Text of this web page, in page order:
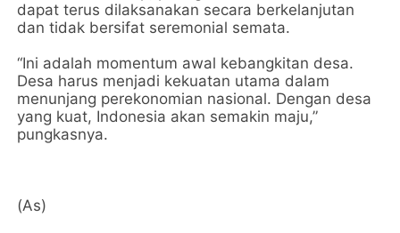
dapat terus dilaksanakan secara berkelanjutan
dan tidak bersifat seremonial semata.
“Ini adalah momentum awal kebangkitan desa.
Desa harus menjadi kekuatan utama dalam
menunjang perekonomian nasional. Dengan desa
yang kuat, Indonesia akan semakin maju,”
pungkasnya.
(As)